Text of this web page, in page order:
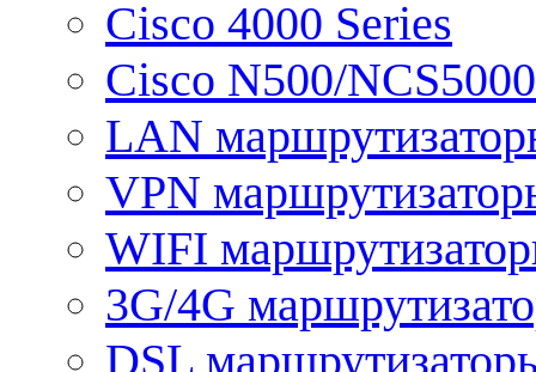
Cisco 4000 Series
Cisco N500/
LAN
VPN
WIFI
3G/4G
DSL